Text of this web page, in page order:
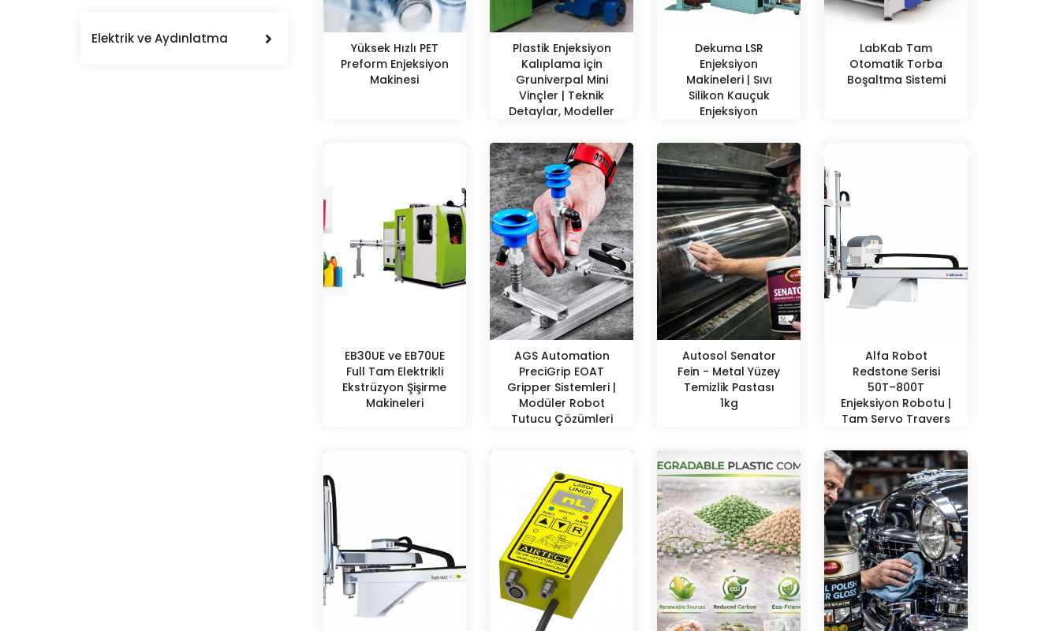
Elektrik ve Aydınlatma
Yüksek Hızlı PET
Preform Enjeksiyon
Makinesi
Plastik Enjeksiyon
Kalıplama için
Gruniverpal Mini
Vinçler | Teknik
Detaylar, Modeller
Dekuma LSR
Enjeksiyon
Makineleri | Sıvı
Silikon Kauçuk
Enjeksiyon
LabKab Tam
Otomatik Torba
Boşaltma Sistemi
EB30UE ve EB70UE
Full Tam Elektrikli
Ekstrüzyon Şişirme
Makineleri
AGS Automation
PreciGrip EOAT
Gripper Sistemleri |
Modüler Robot
Tutucu Çözümleri
Autosol Senator
Fein - Metal Yüzey
Temizlik Pastası
1kg
Alfa Robot
Redstone Serisi
50T–800T
Enjeksiyon Robotu |
Tam Servo Travers